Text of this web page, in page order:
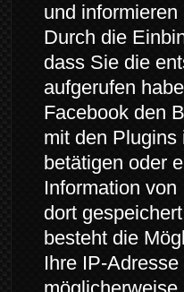
und
Durch die
dass Sie die
aufgerufen
Facebook den
mit den
betätigen oder
Information
dort
besteht die
Ihre IP-